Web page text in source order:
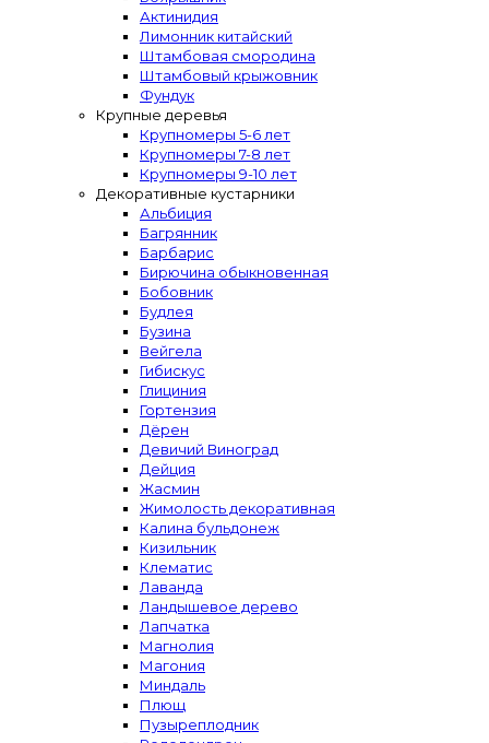
Актинидия
Лимонник китайский
Штамбовая смородина
Штамбовый крыжовник
Фундук
Крупные деревья
Крупномеры 5-6 лет
Крупномеры 7-8 лет
Крупномеры 9-10 лет
Декоративные кустарники
Альбиция
Багрянник
Барбарис
Бирючина обыкновенная
Бобовник
Будлея
Бузина
Вейгела
Гибискус
Глициния
Гортензия
Дёрен
Девичий Виноград
Дейция
Жасмин
Жимолость декоративная
Калина бульдонеж
Кизильник
Клематис
Лаванда
Ландышевое дерево
Лапчатка
Магнолия
Магония
Миндаль
Плющ
Пузыреплодник